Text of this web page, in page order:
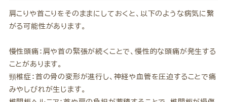
肩こりや首こりをそのままにしておくと、以下のような病気に繋
がる可能性があります。
慢性頭痛：肩や首の緊張が続くことで、慢性的な頭痛が発生する
ことがあります。
頸椎症：首の骨の変形が進行し、神経や血管を圧迫することで痛
みやしびれが生じます。